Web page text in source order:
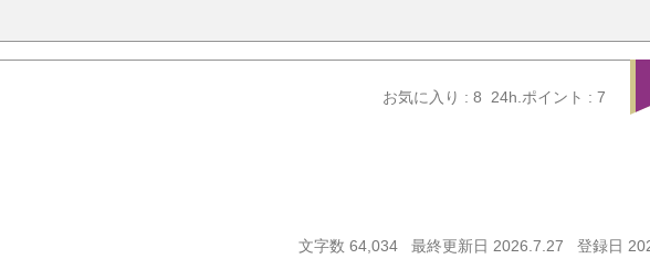
お気に入り : 8 24h.ポイント : 7
文字数 64,034 最終更新日 2026.7.27 登録日